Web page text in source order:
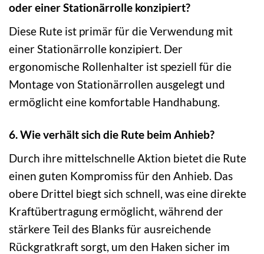
oder einer Stationärrolle konzipiert?
Diese Rute ist primär für die Verwendung mit
einer Stationärrolle konzipiert. Der
ergonomische Rollenhalter ist speziell für die
Montage von Stationärrollen ausgelegt und
ermöglicht eine komfortable Handhabung.
6. Wie verhält sich die Rute beim Anhieb?
Durch ihre mittelschnelle Aktion bietet die Rute
einen guten Kompromiss für den Anhieb. Das
obere Drittel biegt sich schnell, was eine direkte
Kraftübertragung ermöglicht, während der
stärkere Teil des Blanks für ausreichende
Rückgratkraft sorgt, um den Haken sicher im